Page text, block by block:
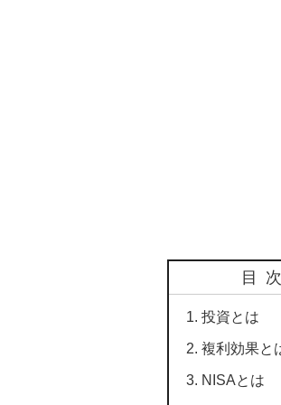
目
投資とは
複利効果と
NISAとは